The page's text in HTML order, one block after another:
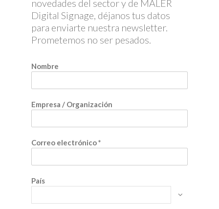
novedades del sector y de MALER
Digital Signage, déjanos tus datos
para enviarte nuestra newsletter.
Prometemos no ser pesados.
Nombre
Empresa / Organización
Correo electrónico*
País